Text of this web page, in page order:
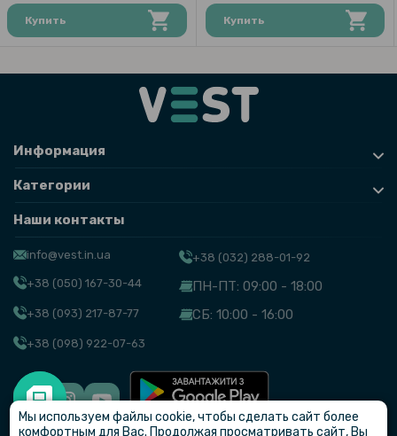
Купить Купить
Информация
Категории
Наши контакты
info@vest.in.ua
+38 (050) 167-30-44
+38 (093) 217-87-77
+38 (098) 922-07-63
+38 (032) 288-01-92
ПН-ПТ: 09:00 - 18:00
СБ: 10:00 - 16:00
© VEST
Мы используем файлы cookie, чтобы сделать сайт более
комфортным для Вас. Продолжая просматривать сайт, Вы